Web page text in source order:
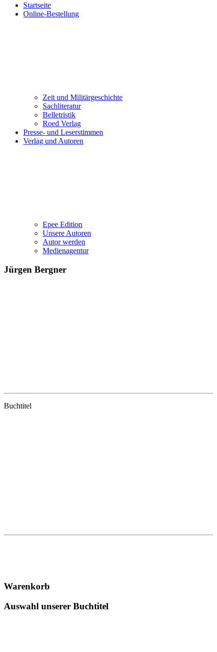
Startseite
Online-Bestellung
Zeit und Militärgeschichte
Sachliteratur
Belletristik
Roed Verlag
Presse- und Leserstimmen
Verlag und Autoren
Epee Edition
Unsere Autoren
Autor werden
Medienagentur
Jürgen Bergner
Buchtitel
Warenkorb
Auswahl unserer Buchtitel